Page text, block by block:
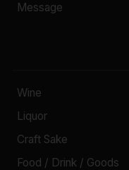
Message
Wine
Liquor
Craft Sake
Food / Drink / Goods